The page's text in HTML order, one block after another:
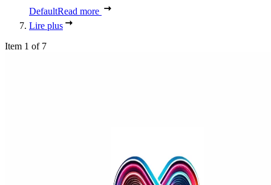
DefaultRead more
Lire plus
Item 1 of 7